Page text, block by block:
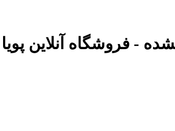
- فروشگاه آنلاین